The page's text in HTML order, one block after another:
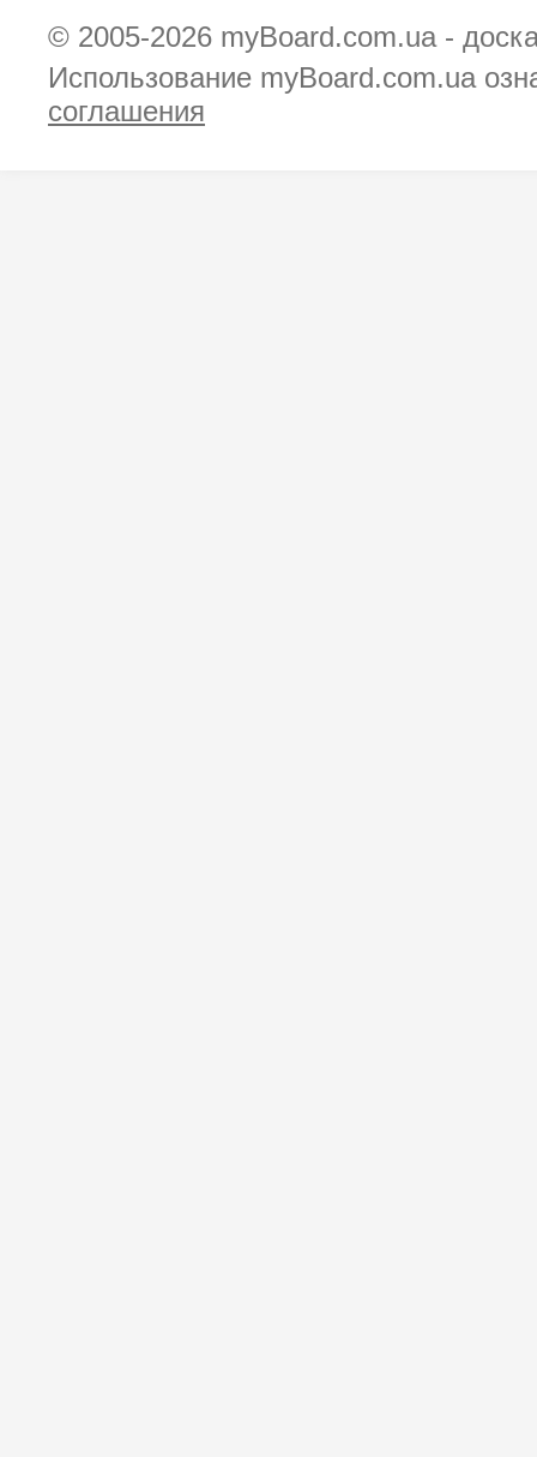
© 2005-2026 myBoard.com.ua -
Использование myBoard.com.ua
соглашения